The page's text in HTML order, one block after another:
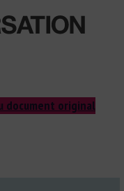
document original